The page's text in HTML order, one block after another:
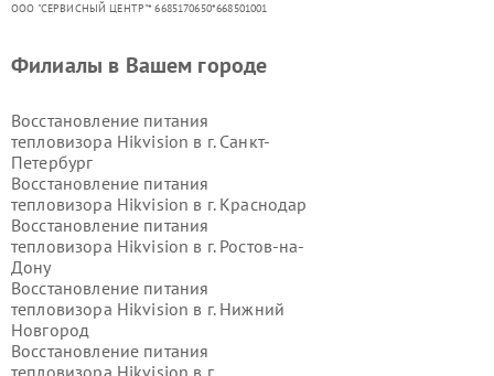
ООО "СЕРВИСНЫЙ ЦЕНТР"* 6685170650*668501001
Филиалы в Вашем городе
Восстановление питания
тепловизора Hikvision в г. Санкт-
Петербург
Восстановление питания
тепловизора Hikvision в г. Краснодар
Восстановление питания
тепловизора Hikvision в г. Ростов-на-
Дону
Восстановление питания
тепловизора Hikvision в г. Нижний
Новгород
Восстановление питания